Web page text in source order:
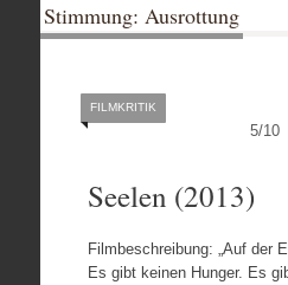
Stimmung: Ausrottung
5/10
FILMKRITIK
Seelen (2013)
Filmbeschreibung: „Auf der
Es gibt keinen Hunger. Es